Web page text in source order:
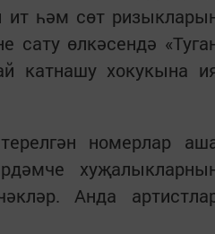
һәм сөт
сату өлкәсендә
катнашу хокукына
номерлар
Анда